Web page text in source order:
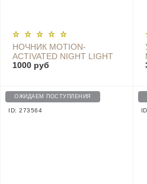
НОЧНИК MOTION-
ACTIVATED NIGHT LIGHT
WHITE (MJYD01YL)
1000 руб
ОЖИДАЕМ ПОСТУПЛЕНИЯ
ID: 273564